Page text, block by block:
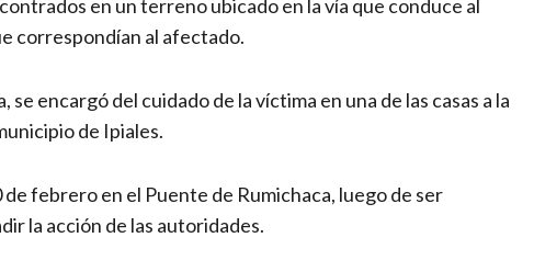
en un terreno ubicado en la vía que conduce al
correspondían al afectado.
encargó del cuidado de la víctima en una de las casas a la
de Ipiales.
febrero en el Puente de Rumichaca, luego de ser
la acción de las autoridades.